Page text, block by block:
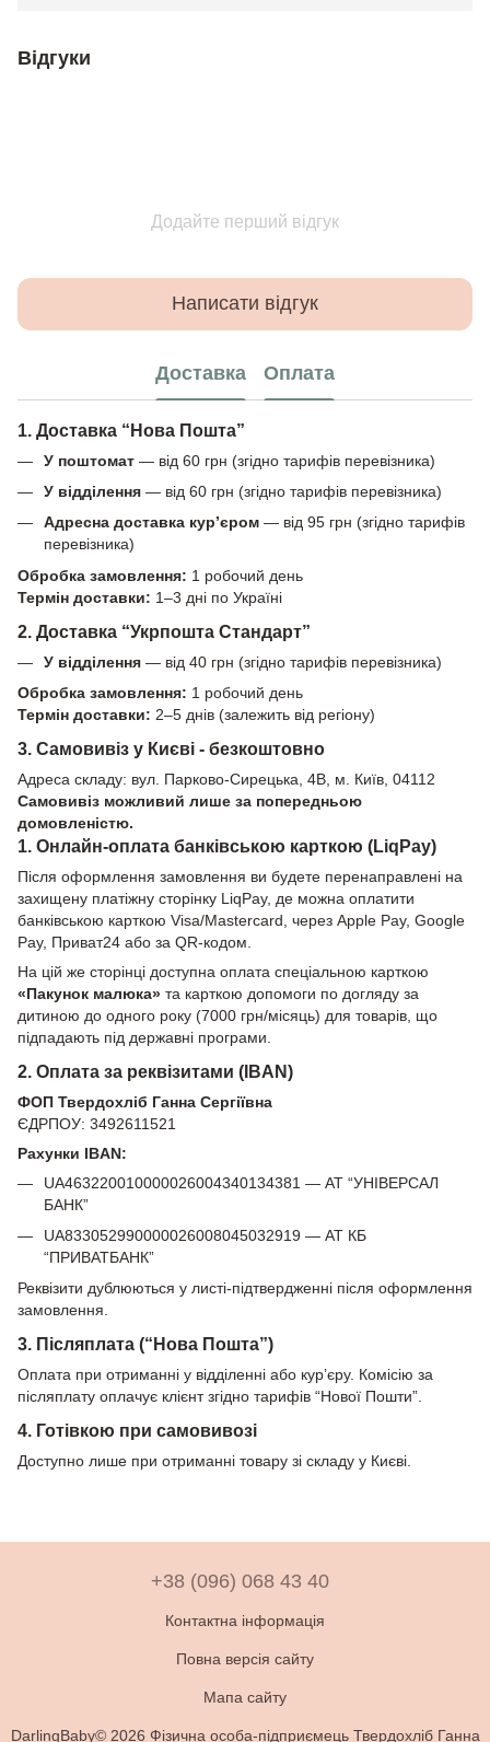
Відгуки
Додайте перший відгук
Написати відгук
Доставка Оплата
1. Доставка “Нова Пошта”
У поштомат — від 60 грн (згідно тарифів перевізника)
У відділення — від 60 грн (згідно тарифів перевізника)
Адресна доставка кур’єром — від 95 грн (згідно тарифів
перевізника)
Обробка замовлення: 1 робочий день
Термін доставки: 1–3 дні по Україні
2. Доставка “Укрпошта Стандарт”
У відділення — від 40 грн (згідно тарифів перевізника)
Обробка замовлення: 1 робочий день
Термін доставки: 2–5 днів (залежить від регіону)
3. Самовивіз у Києві - безкоштовно
Адреса складу: вул. Парково-Сирецька, 4В, м. Київ, 04112
Самовивіз можливий лише за попередньою
домовленістю.
1. Онлайн-оплата банківською карткою (LiqPay)
Після оформлення замовлення ви будете перенаправлені на
захищену платіжну сторінку LiqPay, де можна оплатити
банківською карткою Visa/Mastercard, через Apple Pay, Google
Pay, Приват24 або за QR-кодом.
На цій же сторінці доступна оплата спеціальною карткою
«Пакунок малюка» та карткою допомоги по догляду за
дитиною до одного року (7000 грн/місяць) для товарів, що
підпадають під державні програми.
2. Оплата за реквізитами (IBAN)
ФОП Твердохліб Ганна Сергіївна
ЄДРПОУ: 3492611521
Рахунки IBAN:
UA463220010000026004340134381 — АТ “УНІВЕРСАЛ
БАНК”
UA833052990000026008045032919 — АТ КБ
“ПРИВАТБАНК”
Реквізити дублюються у листі-підтвердженні після оформлення
замовлення.
3. Післяплата (“Нова Пошта”)
Оплата при отриманні у відділенні або кур’єру. Комісію за
післяплату оплачує клієнт згідно тарифів “Нової Пошти”.
4. Готівкою при самовивозі
Доступно лише при отриманні товару зі складу у Києві.
+38 (096) 068 43 40
Контактна інформація
Повна версія сайту
Мапа сайту
DarlingBaby© 2026 Фізична особа-підприємець Твердохліб Ганна